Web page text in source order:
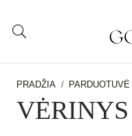
PRADŽIA / PARDUOTUVĖ
VĖRINYS